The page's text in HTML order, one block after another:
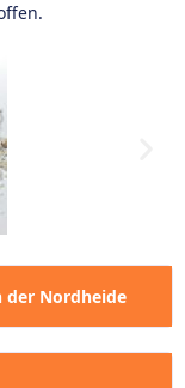
Nordheide